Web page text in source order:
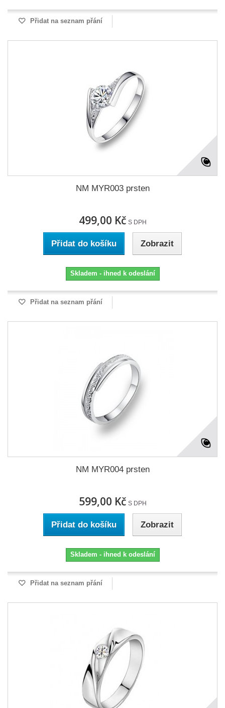
Přidat na seznam přání
NM MYR003 prsten
499,00 Kč S DPH
Přidat do košíku Zobrazit
Skladem - ihned k odeslání
Přidat na seznam přání
NM MYR004 prsten
599,00 Kč S DPH
Přidat do košíku Zobrazit
Skladem - ihned k odeslání
Přidat na seznam přání